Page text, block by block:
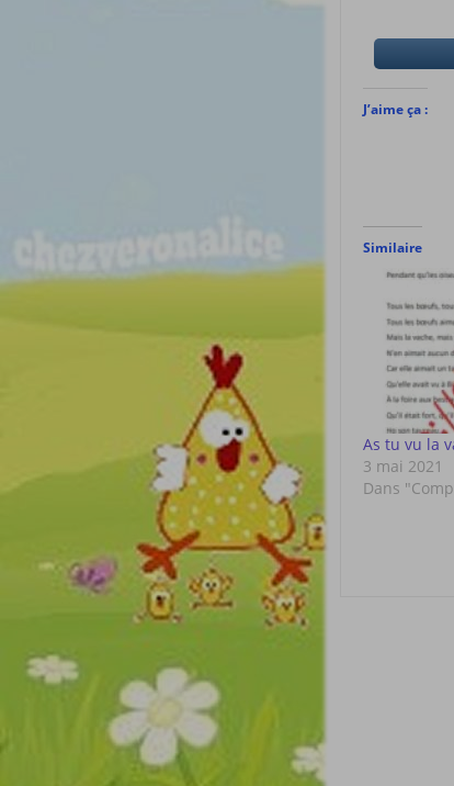
J’aime ça :
Similaire
As tu vu la
3 mai 2021
Dans